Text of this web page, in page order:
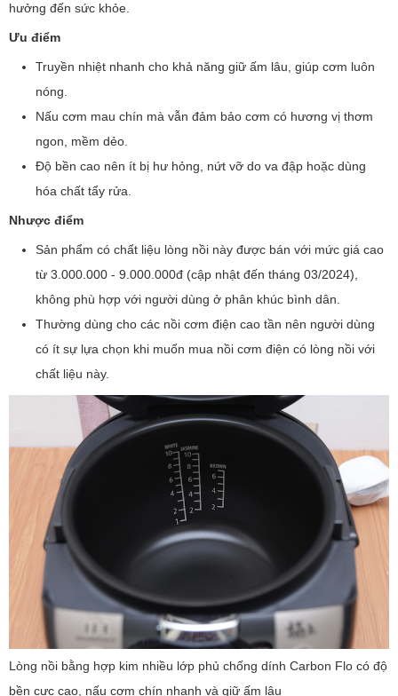
hưởng đến sức khỏe.
Ưu điểm
Truyền nhiệt nhanh cho khả năng giữ ấm lâu, giúp cơm luôn
nóng.
Nấu cơm mau chín mà vẫn đảm bảo cơm có hương vị thơm
ngon, mềm dẻo.
Độ bền cao nên ít bị hư hỏng, nứt vỡ do va đập hoặc dùng
hóa chất tẩy rửa.
Nhược điểm
Sản phẩm có chất liệu lòng nồi này được bán với mức giá cao
từ 3.000.000 - 9.000.000đ (cập nhật đến tháng 03/2024),
không phù hợp với người dùng ở phân khúc bình dân.
Thường dùng cho các nồi cơm điện cao tần nên người dùng
có ít sự lựa chọn khi muốn mua nồi cơm điện có lòng nồi với
chất liệu này.
Lòng nồi bằng hợp kim nhiều lớp phủ chống dính Carbon Flo có độ
bền cực cao, nấu cơm chín nhanh và giữ ấm lâu